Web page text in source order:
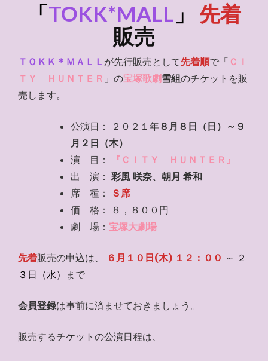
「TOKK*MALL 」
先着
販売
ＴＯＫＫ＊ＭＡＬＬ が先行販売として先着順で「 ＣＩ
ＴＹ ＨＵＮＴＥＲ 」の宝塚歌劇 雪組のチケットを販
売します。
公演日： ２０２１年８月８日（日）～９
月２日（木）
演 目：
『ＣＩＴＹ ＨＵＮＴＥＲ』
出 演： 彩風 咲奈、朝月 希和
席 種：
Ｓ席
価 格： ８，８００円
劇 場： 宝塚大劇場
先着販売の申込は、 ６月１０日(木) １２：００ ～ ２
３日（水）
まで
会員登録は事前に済ませておきましょう。
販売するチケットの公演日程は、